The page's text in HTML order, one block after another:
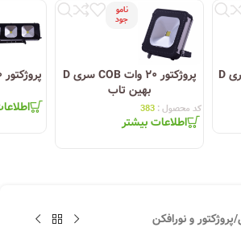
پروژکتور ۱۰۰ وات COB سری D
نامو
جود
پروژکتور ۲۰ وات COB سری D
بهین تاب
کد محصول : 383
اطلاعات بیشتر
/پروژکتور و نورافکن